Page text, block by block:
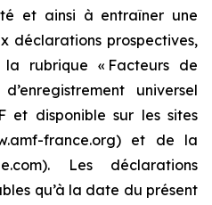
et ainsi à entraîner une
déclarations prospectives,
rubrique « Facteurs de
universel
et disponible sur les sites
france.org) et de la
Les déclarations
qu’à la date du présent